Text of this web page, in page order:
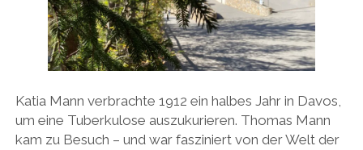
Katia Mann verbrachte 1912 ein halbes Jahr in Davos,
um eine Tuberkulose auszukurieren. Thomas Mann
kam zu Besuch – und war fasziniert von der Welt der